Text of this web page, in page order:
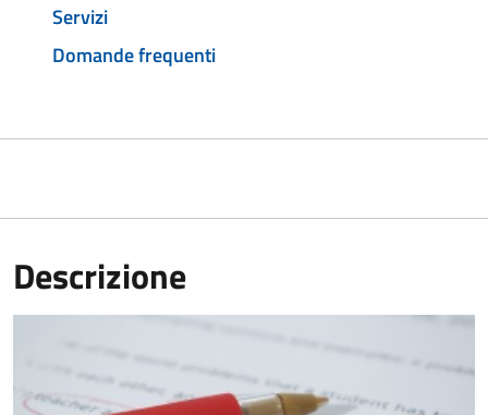
Servizi
Domande frequenti
Descrizione